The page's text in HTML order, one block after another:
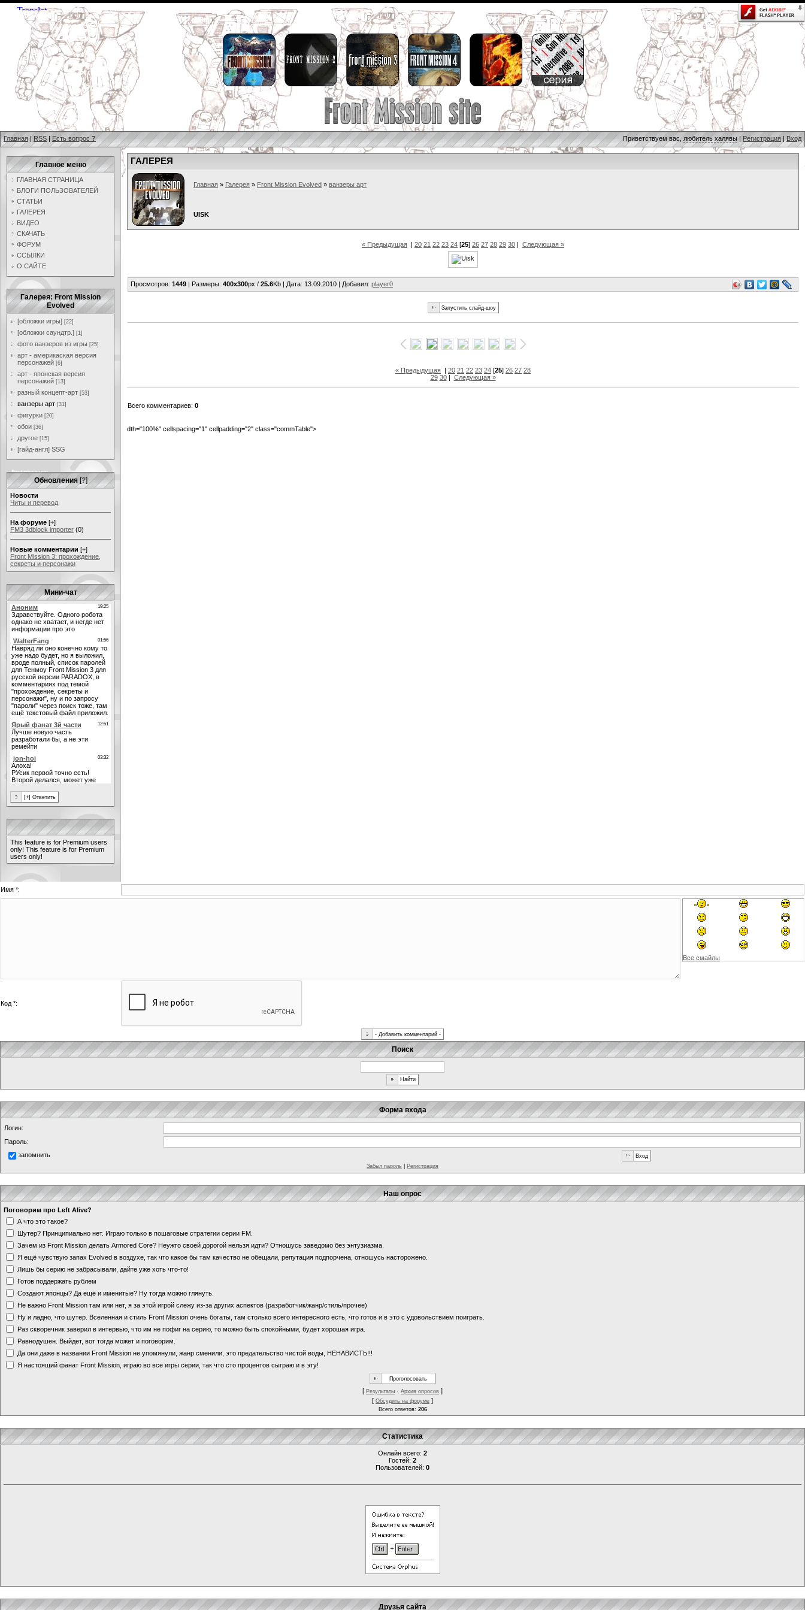
Главная | RSS | Есть вопрос ? Приветствуем вас, любитель халявы | Регистрация |Вход
Главное меню
ГЛАВНАЯ СТРАНИЦА
БЛОГИ ПОЛЬЗОВАТЕЛЕЙ
СТАТЬИ
ГАЛЕРЕЯ
ВИДЕО
СКАЧАТЬ
ФОРУМ
ССЫЛКИ
О САЙТЕ
Галерея: Front Mission
Evolved
[обложки игры] [22]
[обложки саундтр.] [1]
фото ванзеров из игры [25]
арт - америкаская версия
персонажей [6]
арт - японская версия
персонажей [13]
разный концепт-арт [53]
ванзеры арт [31]
фигурки [20]
обои [36]
другое [15]
[гайд-англ] SSG
Обновления [?]
Новости
Читы и перевод
На форуме [+]
FM3 3dblock importer (0)
Новые комментарии [+]
Front Mission 3: прохождение,
секреты и персонажи
Мини-чат
This feature is for Premium users
only! This feature is for Premium
users only!
ГАЛЕРЕЯ
Главная » Галерея » Front Mission Evolved » ванзеры арт
UISK
« Предыдущая | 20 21 22 23 24 [25] 26 27 28 29 30 | Следующая »
Просмотров: 1449 | Размеры: 400x300px / 25.6Kb | Дата: 13.09.2010 | Добавил: player0
« Предыдущая | 20 21 22 23 24 [25] 26 27 28
29 30| Следующая »
Всего комментариев: 0
dth="100%" cellspacing="1" cellpadding="2" class="commTable">
Имя *:
Все смайлы
Код *:
Поиск
Форма входа
Логин:
Пароль:
запомнить
Забыл пароль Регистрация
Наш опрос
Поговорим про Left Alive?
А что это такое?
Шутер? Принципиально нет. Играю только в пошаговые стратегии серии FM.
Зачем из Front Mission делать Armored Core? Неужто своей дорогой нельзя идти? Отношусь заведомо без энтузиазма.
Я ещё чувствую запах Evolved в воздухе, так что какое бы там качество не обещали, репутация подпорчена, отношусь насторожено.
Лишь бы серию не забрасывали, дайте уже хоть что-то!
Готов поддержать рублем
Создают японцы? Да ещё и именитые? Ну тогда можно глянуть.
Не важно Front Mission там или нет, я за этой игрой слежу из-за других аспектов (разработчик/жанр/стиль/прочее)
Ну и ладно, что шутер. Вселенная и стиль Front Mission очень богаты, там столько всего интересного есть, что готов и в это с удовольствием поиграть.
Раз скворечник заверил в интервью, что им не пофиг на серию, то можно быть спокойными, будет хорошая игра.
Равнодушен. Выйдет, вот тогда может и поговорим.
Да они даже в названии Front Mission не упомянули, жанр сменили, это предательство чистой воды, НЕНАВИСТЬ!!!
Я настоящий фанат Front Mission, играю во все игры серии, так что сто процентов сыграю и в эту!
[ Результаты · Архив опросов ]
[ Обсудить на форуме ]
Всего ответов: 206
Статистика
Онлайн всего: 2
Гостей: 2
Пользователей: 0
Друзья сайта